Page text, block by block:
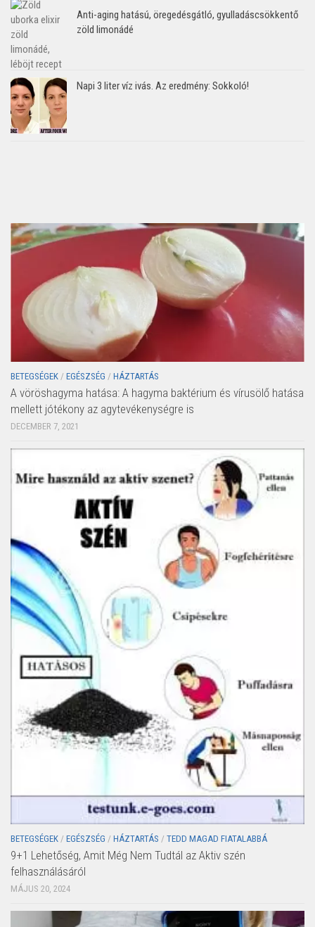
Anti-aging hatású, öregedésgátló, gyulladáscsökkentő
zöld limonádé
Napi 3 liter víz ivás. Az eredmény: Sokkoló!
BETEGSÉGEK / EGÉSZSÉG / HÁZTARTÁS
A vöröshagyma hatása: A hagyma baktérium és vírusölő hatása
mellett jótékony az agytevékenységre is
DECEMBER 7, 2021
BETEGSÉGEK / EGÉSZSÉG / HÁZTARTÁS / TEDD MAGAD FIATALABBÁ
9+1 Lehetőség, Amit Még Nem Tudtál az Aktiv szén
felhasználásáról
MÁJUS 20, 2024